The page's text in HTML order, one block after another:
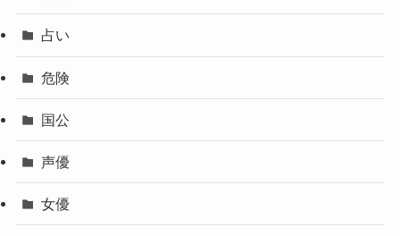
占い
危険
国公
声優
女優